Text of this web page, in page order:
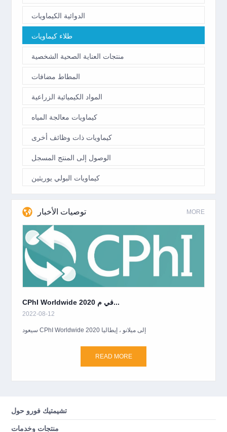
الدوائية الكيماويات
طلاء كيماويات
منتجات العناية الصحية الشخصية
المطاط مضافات
المواد الكيميائية الزراعية
كيماويات معالجة المياه
كيماويات ذات وظائف أخرى
الوصول إلى المنتج المسجل
كيماويات البولي يوريثين
توصيات الأخبار MORE
CPhI Worldwide 2020 في م...
2022-08-12
سيعود CPhI Worldwide 2020 إلى ميلانو ، إيطاليا
READ MORE
تشيمتيك فورو حول
منتجات وخدمات